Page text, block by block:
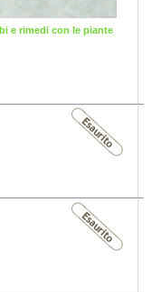
e rimedi con le piante